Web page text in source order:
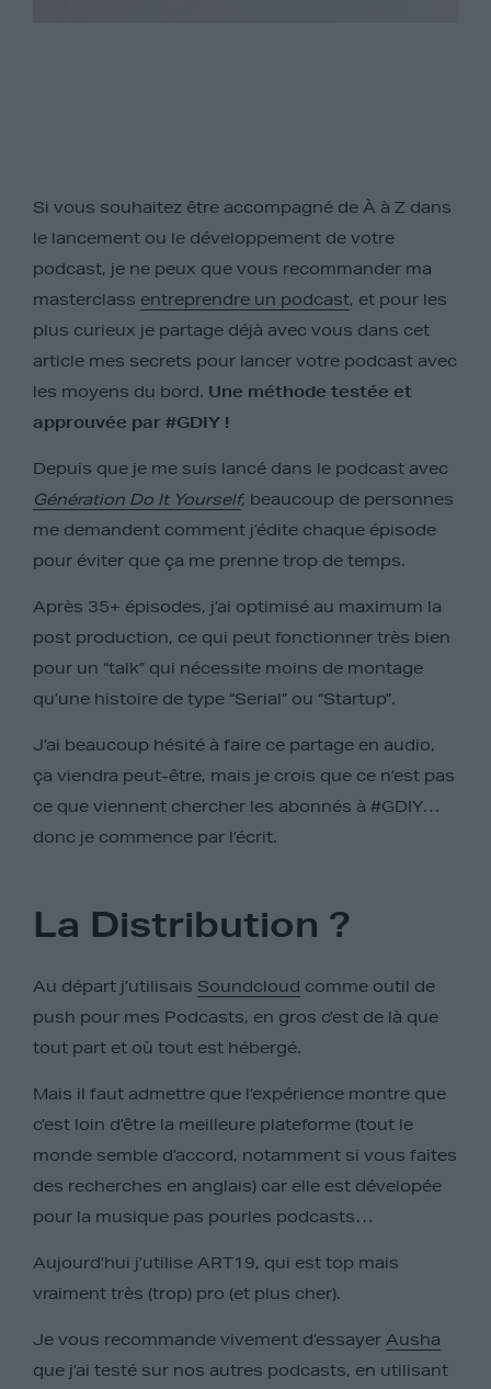
Si vous souhaitez être accompagné de À à Z dans
le lancement ou le développement de votre
podcast, je ne peux que vous recommander ma
masterclass entreprendre un podcast, et pour les
plus curieux je partage déjà avec vous dans cet
article mes secrets pour lancer votre podcast avec
les moyens du bord. Une méthode testée et
approuvée par #GDIY !
Depuis que je me suis lancé dans le podcast avec
Génération Do It Yourself, beaucoup de personnes
me demandent comment j’édite chaque épisode
pour éviter que ça me prenne trop de temps.
Après 35+ épisodes, j’ai optimisé au maximum la
post production, ce qui peut fonctionner très bien
pour un “talk” qui nécessite moins de montage
qu’une histoire de type “Serial” ou “Startup”.
J’ai beaucoup hésité à faire ce partage en audio,
ça viendra peut-être, mais je crois que ce n’est pas
ce que viennent chercher les abonnés à #GDIY…
donc je commence par l’écrit.
La Distribution ?
Au départ j’utilisais Soundcloud comme outil de
push pour mes Podcasts, en gros c’est de là que
tout part et où tout est hébergé.
Mais il faut admettre que l’expérience montre que
c’est loin d’être la meilleure plateforme (tout le
monde semble d’accord, notamment si vous faites
des recherches en anglais) car elle est dévelopée
pour la musique pas pourles podcasts…
Aujourd’hui j’utilise ART19, qui est top mais
vraiment très (trop) pro (et plus cher).
Je vous recommande vivement d’essayer Ausha
que j’ai testé sur nos autres podcasts, en utilisant